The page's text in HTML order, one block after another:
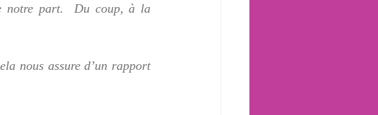
notre part.  Du coup, à la
nous assure d’un rapport